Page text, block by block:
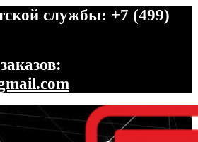
службы: +7 (499)